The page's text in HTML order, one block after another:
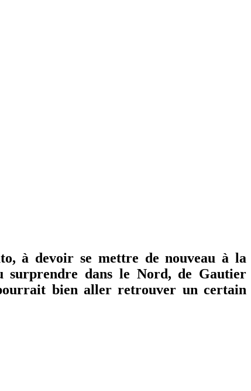
à devoir se mettre de nouveau à la
dans le Nord, de Gautier
bien aller retrouver un certain